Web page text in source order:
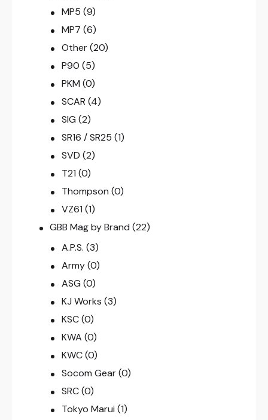
MP5 (9)
MP7 (6)
Other (20)
P90 (5)
PKM (0)
SCAR (4)
SIG (2)
SR16 / SR25 (1)
SVD (2)
T21 (0)
Thompson (0)
VZ61 (1)
GBB Mag by Brand (22)
A.P.S. (3)
Army (0)
ASG (0)
KJ Works (3)
KSC (0)
KWA (0)
KWC (0)
Socom Gear (0)
SRC (0)
Tokyo Marui (1)